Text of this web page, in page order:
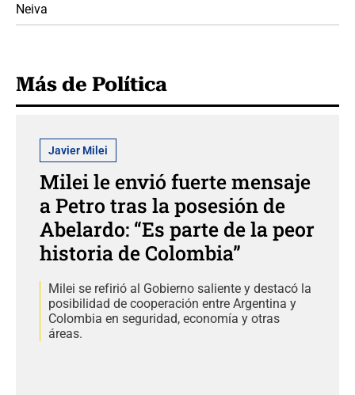
Neiva
Más de Política
Javier Milei
Milei le envió fuerte mensaje
a Petro tras la posesión de
Abelardo: “Es parte de la peor
historia de Colombia”
Milei se refirió al Gobierno saliente y destacó la
posibilidad de cooperación entre Argentina y
Colombia en seguridad, economía y otras
áreas.